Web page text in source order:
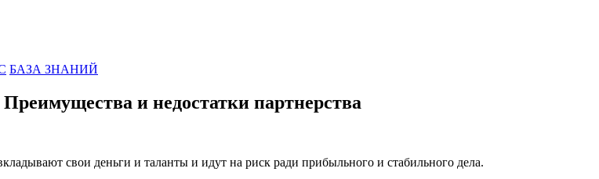
БАЗА ЗНАНИЙ
и недостатки партнерства
свои деньги и таланты и идут на риск ради прибыльного и стабильного дела.